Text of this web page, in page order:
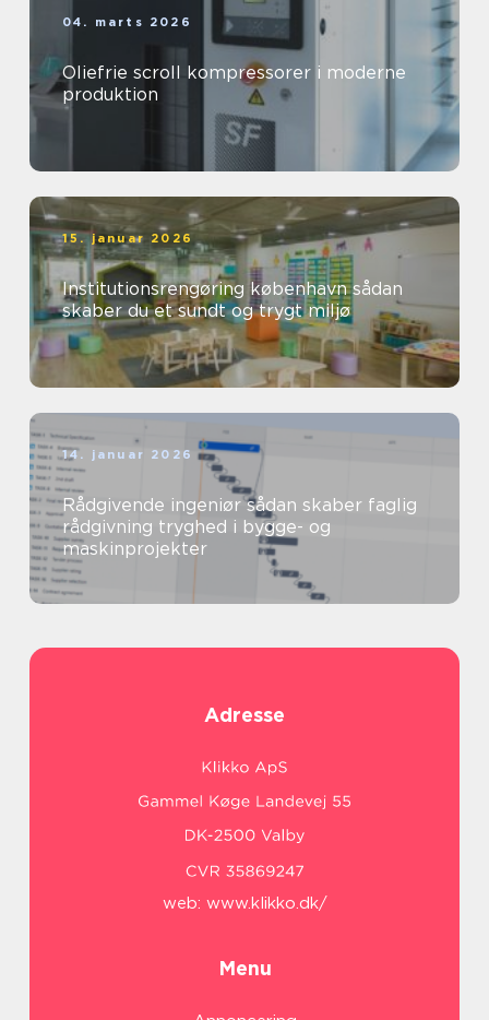
04. marts 2026
Oliefrie scroll kompressorer i moderne
produktion
15. januar 2026
Institutionsrengøring københavn sådan
skaber du et sundt og trygt miljø
14. januar 2026
Rådgivende ingeniør sådan skaber faglig
rådgivning tryghed i bygge- og
maskinprojekter
Adresse
web: www.klikko.dk/
Menu